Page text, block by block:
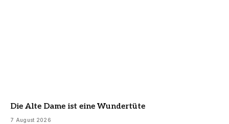
Die Alte Dame ist eine Wundertüte
7 August 2026